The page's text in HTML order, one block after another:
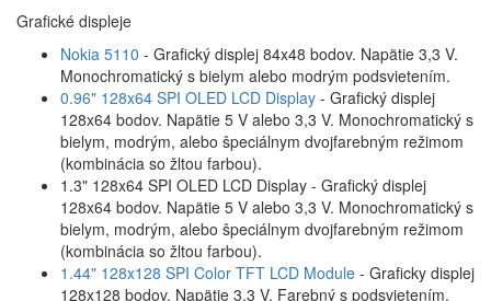
Grafické displeje
Nokia 5110 - Grafický displej 84x48 bodov. Napätie 3,3 V.
Monochromatický s bielym alebo modrým podsvietením.
0.96" 128x64 SPI OLED LCD Display - Grafický displej
128x64 bodov. Napätie 5 V alebo 3,3 V. Monochromatický s
bielym, modrým, alebo špeciálnym dvojfarebným režimom
(kombinácia so žltou farbou).
1.3" 128x64 SPI OLED LCD Display - Grafický displej
128x64 bodov. Napätie 5 V alebo 3,3 V. Monochromatický s
bielym, modrým, alebo špeciálnym dvojfarebným režimom
(kombinácia so žltou farbou).
1.44" 128x128 SPI Color TFT LCD Module - Graficky displej
128x128 bodov. Napätie 3,3 V. Farebný s podsvietením.